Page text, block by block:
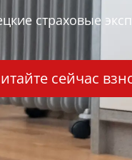
страховые
сейчас